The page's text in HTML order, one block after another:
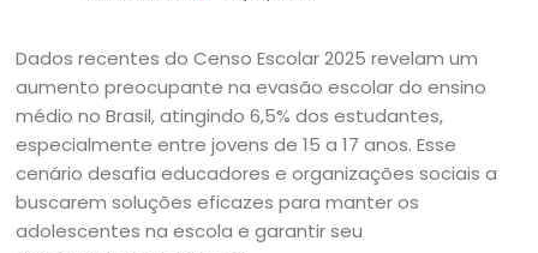
Dados recentes do Censo Escolar 2025 revelam um
aumento preocupante na evasão escolar do ensino
médio no Brasil, atingindo 6,5% dos estudantes,
especialmente entre jovens de 15 a 17 anos. Esse
cenário desafia educadores e organizações sociais a
buscarem soluções eficazes para manter os
adolescentes na escola e garantir seu